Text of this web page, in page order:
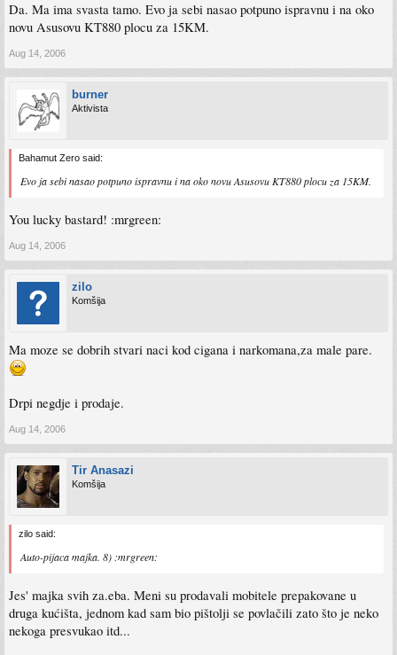
Da. Ma ima svasta tamo. Evo ja sebi nasao potpuno ispravnu i na oko
novu Asusovu KT880 plocu za 15KM.
Aug 14, 2006
burner
Aktivista
Bahamut Zero said:
Evo ja sebi nasao potpuno ispravnu i na oko novu Asusovu KT880 plocu za 15KM.
You lucky bastard! :mrgreen:
Aug 14, 2006
zilo
Komšija
Ma moze se dobrih stvari naci kod cigana i narkomana,za male pare.
Drpi negdje i prodaje.
Aug 14, 2006
Tir Anasazi
Komšija
zilo said:
Auto-pijaca majka. 8) :mrgreen:
Jes' majka svih za.eba. Meni su prodavali mobitele prepakovane u
druga kućišta, jednom kad sam bio pištolji se povlačili zato što je neko
nekoga presvukao itd...